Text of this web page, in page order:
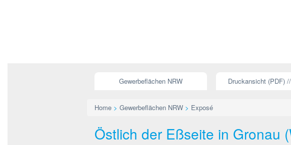
Gewerbeflächen NRW Druckansicht (PDF)
Home > Gewerbeflächen NRW > Exposé
Östlich der Eßseite in Gronau